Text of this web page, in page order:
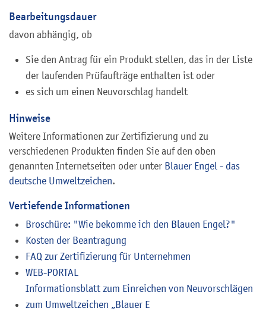
Bearbeitungsdauer
davon abhängig, ob
Sie den Antrag für ein Produkt stellen, das in der Liste
der laufenden Prüfaufträge enthalten ist oder
es sich um einen Neuvorschlag handelt
Hinweise
Weitere Informationen zur Zertifizierung und zu
verschiedenen Produkten finden Sie auf den oben
genannten Internetseiten oder unter Blauer Engel - das
deutsche Umweltzeichen.
Vertiefende Informationen
Broschüre: "Wie bekomme ich den Blauen Engel?"
Kosten der Beantragung
FAQ zur Zertifizierung für Unternehmen
WEB-PORTAL
Informationsblatt zum Einreichen von Neuvorschlägen
zum Umweltzeichen „Blauer E